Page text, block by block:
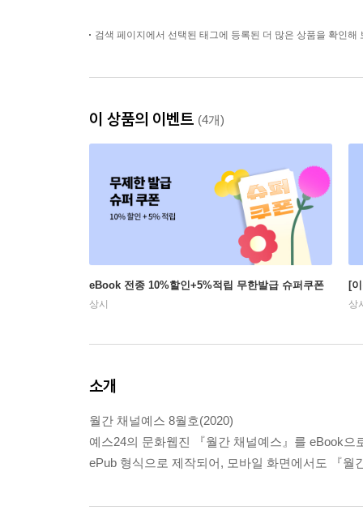
검색 페이지에서 선택된 태그에 등록된 더 많은 상품을 확인해
이 상품의 이벤트 (4개)
eBook 전종 10%할인+5%적립 무한발급 슈퍼쿠폰
상시
[
상
소개
월간 채널예스 8월호(2020)
예스24의 문화웹진 『월간 채널예스』를 eBook으
ePub 형식으로 제작되어, 모바일 화면에서도 『